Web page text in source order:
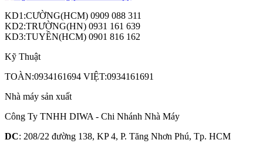
KD1:CƯỜNG(HCM) 0909 088 311
KD2:TRƯỜNG(HN) 0931 161 639
KD3:TUYỀN(HCM) 0901 816 162
Kỹ Thuật
TOÀN:0934161694 VIỆT:0934161691
Nhà máy sản xuất
Công Ty TNHH DIWA - Chi Nhánh Nhà Máy
DC: 208/22 đường 138, KP 4, P. Tăng Nhơn Phú, Tp. HCM